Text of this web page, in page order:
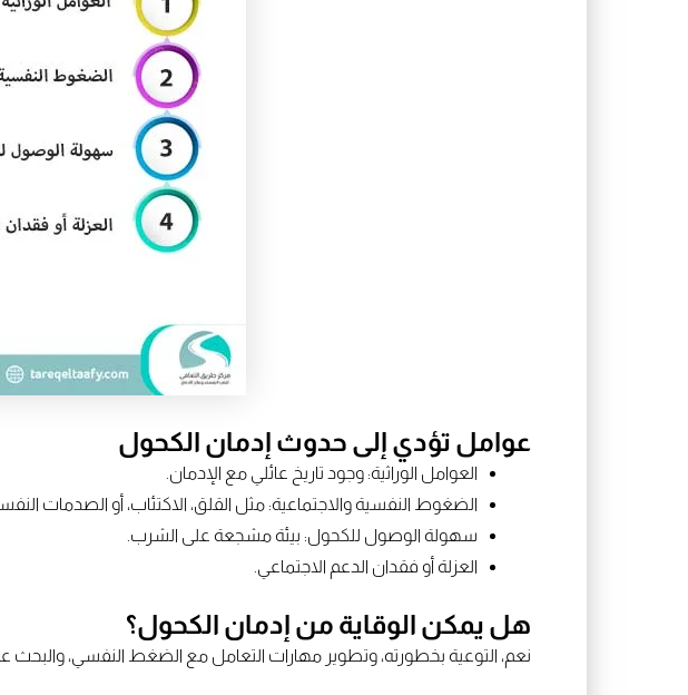
عوامل تؤدي إلى حدوث إدمان الكحول
العوامل الوراثية: وجود تاريخ عائلي مع الإدمان.
الضغوط النفسية والاجتماعية: مثل القلق، الاكتئاب، أو الصدمات
سهولة الوصول للكحول: بيئة مشجعة على الشرب.
العزلة أو فقدان الدعم الاجتماعي.
هل يمكن الوقاية من إدمان الكحول؟
نعم، التوعية بخطورته، وتطوير مهارات التعامل مع الضغط النفسي، والبحث